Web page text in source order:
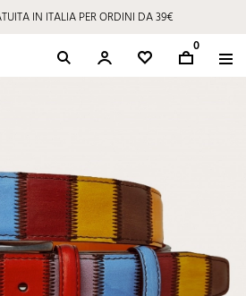
IN ITALIA PER ORDINI DA 39€
0